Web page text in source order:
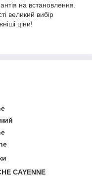
на встановлення.
великий вибір
ціни!
CAYENNE